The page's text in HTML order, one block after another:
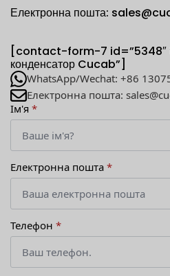
Електронна пошта:
[contact-form-7 id=”5348″
конденсатор Cucab”]
WhatsApp/Wechat: +86
Електронна пошта:
Ім'я *
Електронна пошта *
Телефон *